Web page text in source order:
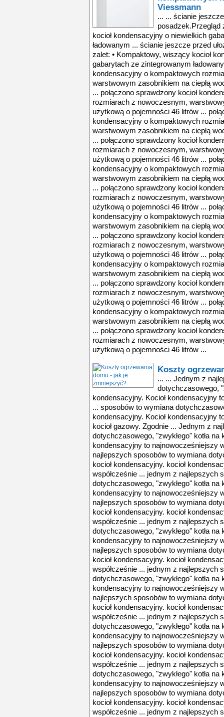
Viessmann
... ... ścianie
posadzek.Przegląd
kocioł kondensacyjny o niewielkich
ładowanym ... ścianie jeszcze przed
zalet: • Kompaktowy, wiszący kocioł
gabarytach ze zintegrowanym
kondensacyjny o kompaktowych
warstwowym zasobnikiem na ciepłą
... połączono sprawdzony kocioł
rozmiarach z nowoczesnym,
użytkową o pojemności 46 litrów ...
kondensacyjny o kompaktowych
warstwowym zasobnikiem na ciepłą
... połączono sprawdzony kocioł
rozmiarach z nowoczesnym,
użytkową o pojemności 46 litrów ...
kondensacyjny o kompaktowych
warstwowym zasobnikiem na ciepłą
... połączono sprawdzony kocioł
rozmiarach z nowoczesnym,
użytkową o pojemności 46 litrów ...
kondensacyjny o kompaktowych
warstwowym zasobnikiem na ciepłą
... połączono sprawdzony kocioł
rozmiarach z nowoczesnym,
użytkową o pojemności 46 litrów ...
kondensacyjny o kompaktowych
warstwowym zasobnikiem na ciepłą
... połączono sprawdzony kocioł
rozmiarach z nowoczesnym,
użytkową o pojemności 46 litrów ...
kondensacyjny o kompaktowych
warstwowym zasobnikiem na ciepłą
... połączono sprawdzony kocioł
rozmiarach z nowoczesnym,
użytkową o pojemności 46 litrów ...
Koszty
... ... Jednym z
dotychczasowego,
kondensacyjny. Kocioł kondensacyjny
... sposobów to wymiana
kondensacyjny. Kocioł kondensacyjny
kocioł gazowy. Zgodnie ... Jednym z
dotychczasowego, "zwykłego" kotła na
kondensacyjny to najnowocześniejszy
najlepszych sposobów to wymiana
kocioł kondensacyjny. kocioł
współcześnie ... jednym z najlepszych
dotychczasowego, "zwykłego" kotła na
kondensacyjny to najnowocześniejszy
najlepszych sposobów to wymiana
kocioł kondensacyjny. kocioł
współcześnie ... jednym z najlepszych
dotychczasowego, "zwykłego" kotła na
kondensacyjny to najnowocześniejszy
najlepszych sposobów to wymiana
kocioł kondensacyjny. kocioł
współcześnie ... jednym z najlepszych
dotychczasowego, "zwykłego" kotła na
kondensacyjny to najnowocześniejszy
najlepszych sposobów to wymiana
kocioł kondensacyjny. kocioł
współcześnie ... jednym z najlepszych
dotychczasowego, "zwykłego" kotła na
kondensacyjny to najnowocześniejszy
najlepszych sposobów to wymiana
kocioł kondensacyjny. kocioł
współcześnie ... jednym z najlepszych
dotychczasowego, "zwykłego" kotła na
kondensacyjny to najnowocześniejszy
najlepszych sposobów to wymiana
kocioł kondensacyjny. kocioł
współcześnie ... jednym z najlepszych